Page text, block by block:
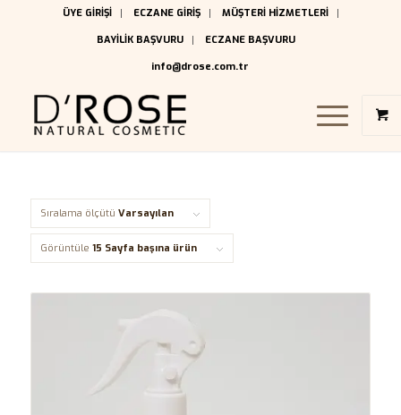
ÜYE GİRİŞİ ECZANE GİRİŞ
MÜŞTERİ HİZMETLERİ
BAYİLİK BAŞVURU
ECZANE BAŞVURU
info@drose.com.tr
Sıralama ölçütü Varsayılan
Görüntüle 15 Sayfa başına ürün